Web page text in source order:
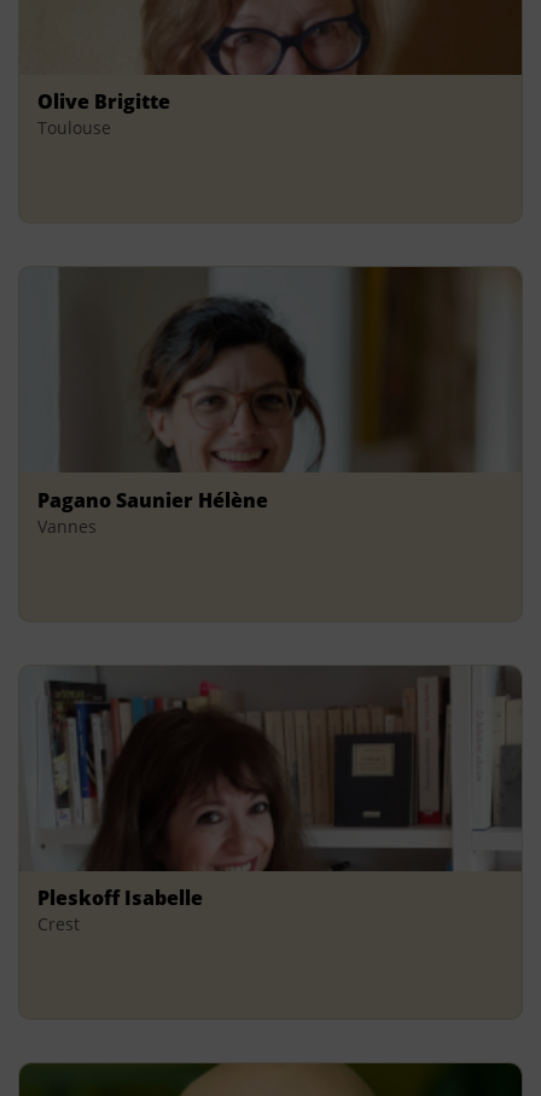
Olive Brigitte
Toulouse
Pagano Saunier Hélène
Vannes
Pleskoff Isabelle
Crest